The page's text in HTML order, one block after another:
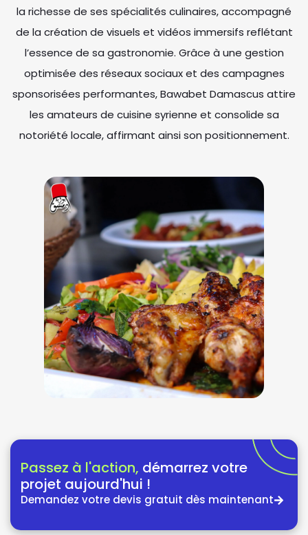
la richesse de ses spécialités culinaires, accompagné
de la création de visuels et vidéos immersifs reflétant
l’essence de sa gastronomie. Grâce à une gestion
optimisée des réseaux sociaux et des campagnes
sponsorisées performantes, Bawabet Damascus attire
les amateurs de cuisine syrienne et consolide sa
notoriété locale, affirmant ainsi son positionnement.
Passez à l'action, démarrez votre
projet aujourd'hui !
Demandez votre devis gratuit dès maintenant